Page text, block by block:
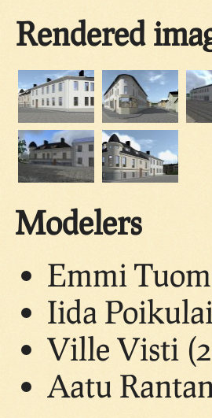
Rendered
Modelers
Emmi
Iida
Ville Visti
Aatu